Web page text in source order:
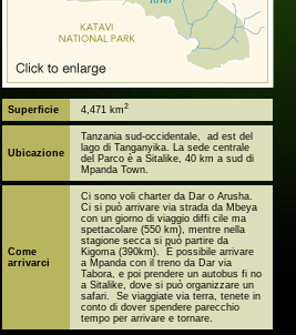
Superficie 4,471 km2
Ubicazione
Tanzania sud-occidentale, ad est del
lago di Tanganyika. La sede centrale
del Parco è a Sitalike, 40 km a sud di
Mpanda Town.
Come
arrivarci
Ci sono voli charter da Dar o Arusha.
Ci si può arrivare via strada da Mbeya
con un giorno di viaggio diffi cile ma
spettacolare (550 km), mentre nella
stagione secca si può partire da
Kigoma (390km). È possibile arrivare
a Mpanda con il treno da Dar via
Tabora, e poi prendere un autobus fi no
a Sitalike, dove si può organizzare un
safari. Se viaggiate via terra, tenete in
conto di dover spendere parecchio
tempo per arrivare e tornare.